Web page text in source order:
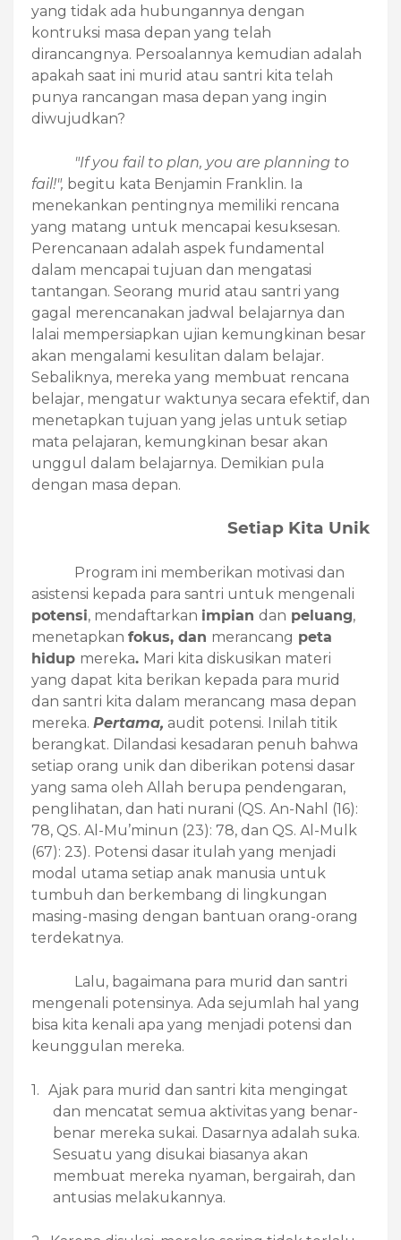
yang tidak ada hubungannya dengan
kontruksi masa depan yang telah
dirancangnya. Persoalannya kemudian adalah
apakah saat ini murid atau santri kita telah
punya rancangan masa depan yang ingin
diwujudkan?
"If you fail to plan, you are planning to
fail!", begitu kata Benjamin Franklin. Ia
menekankan pentingnya memiliki rencana
yang matang untuk mencapai kesuksesan.
Perencanaan adalah aspek fundamental
dalam mencapai tujuan dan mengatasi
tantangan. Seorang murid atau santri yang
gagal merencanakan jadwal belajarnya dan
lalai mempersiapkan ujian kemungkinan besar
akan mengalami kesulitan dalam belajar.
Sebaliknya, mereka yang membuat rencana
belajar, mengatur waktunya secara efektif, dan
menetapkan tujuan yang jelas untuk setiap
mata pelajaran, kemungkinan besar akan
unggul dalam belajarnya. Demikian pula
dengan masa depan.
Setiap Kita Unik
Program ini memberikan motivasi dan
asistensi kepada para santri untuk mengenali
potensi, mendaftarkan impian dan peluang,
menetapkan fokus, dan merancang peta
hidup mereka. Mari kita diskusikan materi
yang dapat kita berikan kepada para murid
dan santri kita dalam merancang masa depan
mereka. Pertama, audit potensi. Inilah titik
berangkat. Dilandasi kesadaran penuh bahwa
setiap orang unik dan diberikan potensi dasar
yang sama oleh Allah berupa pendengaran,
penglihatan, dan hati nurani (QS. An-Nahl (16):
78, QS. Al-Mu’minun (23): 78, dan QS. Al-Mulk
(67): 23). Potensi dasar itulah yang menjadi
modal utama setiap anak manusia untuk
tumbuh dan berkembang di lingkungan
masing-masing dengan bantuan orang-orang
terdekatnya.
Lalu, bagaimana para murid dan santri
mengenali potensinya. Ada sejumlah hal yang
bisa kita kenali apa yang menjadi potensi dan
keunggulan mereka.
1. Ajak para murid dan santri kita mengingat
dan mencatat semua aktivitas yang benar-
benar mereka sukai. Dasarnya adalah suka.
Sesuatu yang disukai biasanya akan
membuat mereka nyaman, bergairah, dan
antusias melakukannya.